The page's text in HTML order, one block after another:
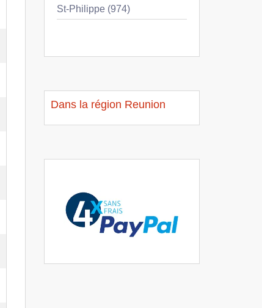
St-Philippe (974)
Dans la région Reunion